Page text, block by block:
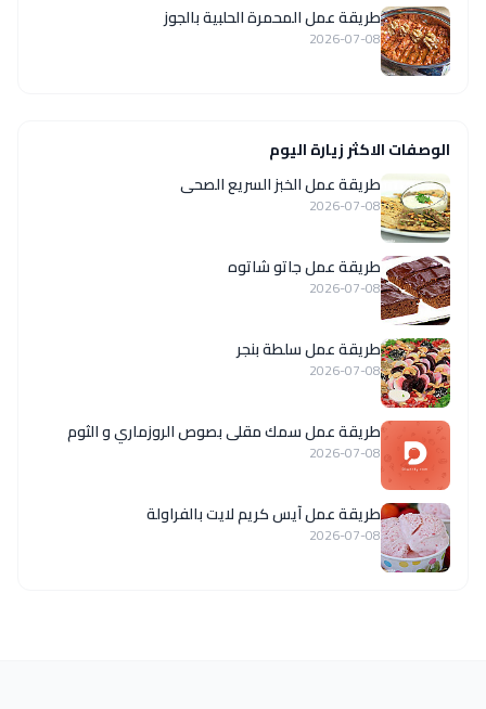
طريقة عمل المحمرة الحلبية بالجوز
2026-07-08
الوصفات الاكثر زيارة اليوم
طريقة عمل الخبز السريع الصحى
2026-07-08
طريقة عمل جاتو شاتوه
2026-07-08
طريقة عمل سلطة بنجر
2026-07-08
طريقة عمل سمك مقلى بصوص الروزماري و الثوم
2026-07-08
طريقة عمل آيس كريم لايت بالفراولة
2026-07-08